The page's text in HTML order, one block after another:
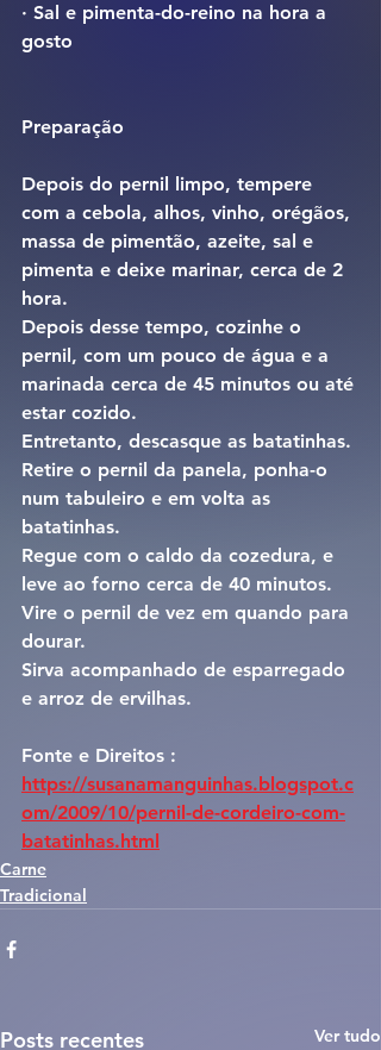
· Sal e pimenta-do-reino na hora a
gosto
Preparação
Depois do pernil limpo, tempere
com a cebola, alhos, vinho, orégãos,
massa de pimentão, azeite, sal e
pimenta e deixe marinar, cerca de 2
hora.
Depois desse tempo, cozinhe o
pernil, com um pouco de água e a
marinada cerca de 45 minutos ou até
estar cozido.
Entretanto, descasque as batatinhas.
Retire o pernil da panela, ponha-o
num tabuleiro e em volta as
batatinhas.
Regue com o caldo da cozedura, e
leve ao forno cerca de 40 minutos.
Vire o pernil de vez em quando para
dourar.
Sirva acompanhado de esparregado
e arroz de ervilhas.
Fonte e Direitos :
https://susanamanguinhas.blogspot.c
om/2009/10/pernil-de-cordeiro-com-
batatinhas.html
Carne
Tradicional
Posts recentes Ver tudo